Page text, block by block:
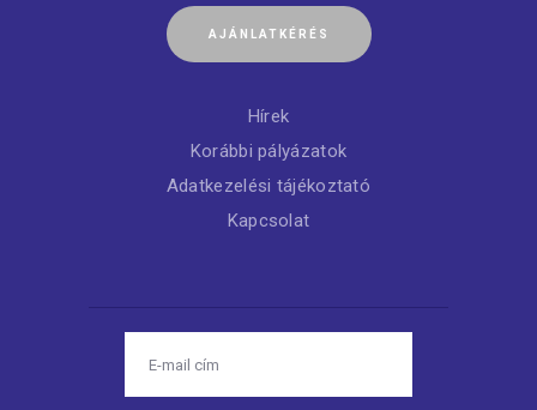
AJÁNLATKÉRÉS
Hírek
Korábbi pályázatok
Adatkezelési tájékoztató
Kapcsolat